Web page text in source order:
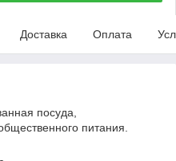
Доставка Оплата
посуда,
питания.